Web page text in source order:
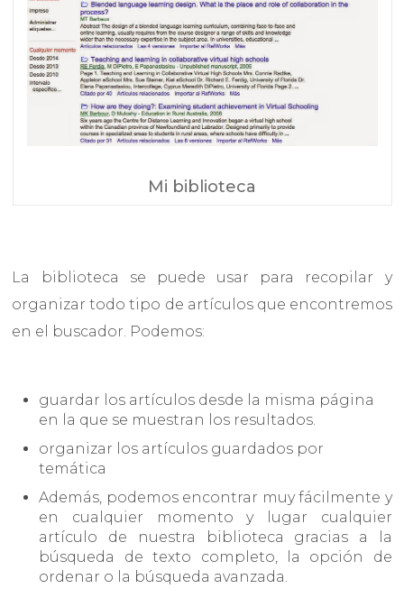
Mi biblioteca
La biblioteca se puede usar para recopilar y
organizar todo tipo de artículos que encontremos
en el buscador. Podemos:
guardar los artículos desde la misma página
en la que se muestran los resultados.
organizar los artículos guardados por
temática
Además, podemos encontrar muy fácilmente y
en cualquier momento y lugar cualquier
artículo de nuestra biblioteca gracias a la
búsqueda de texto completo, la opción de
ordenar o la búsqueda avanzada.